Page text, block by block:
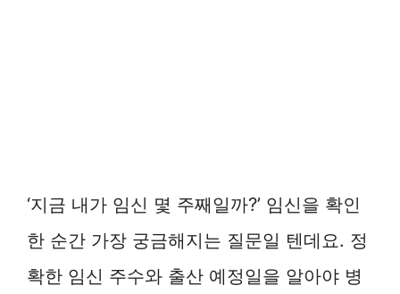
‘지금 내가 임신 몇 주째일까?’ 임신을 확인
한 순간 가장 궁금해지는 질문일 텐데요. 정
확한 임신 주수와 출산 예정일을 알아야 병